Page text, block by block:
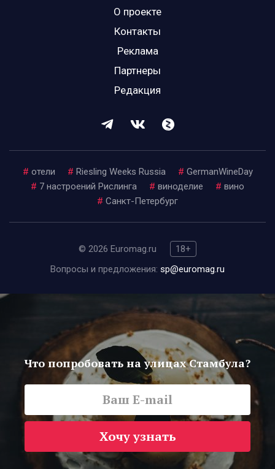
О проекте
Контакты
Реклама
Партнеры
Редакция
# отели # Riesling Weeks Russia # GermanWineDay
# 7 настроений Рислинга # виноделие # вино
# Санкт-Петербург
© 2026 Euromag.ru
18+
Вопросы и предложения: sp@euromag.ru
Что попробовать на улицах Стамбула?
Хочу узнать